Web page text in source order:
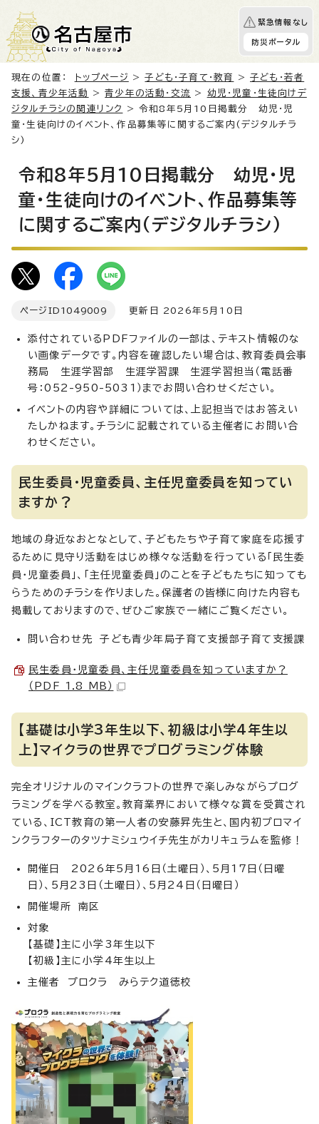
緊急情報なし
防災ポータル
現在の位置： トップページ >子ども・子育て・教育 >子ども・若者
支援、青少年活動
>青少年の活動・交流 > 幼児・児童・生徒向けデ
ジタルチラシの関連リンク
> 令和8年5月10日掲載分 幼児・児
童・生徒向けのイベント、作品募集等に関するご案内(デジタルチラ
シ)
令和8年5月10日掲載分 幼児・児
童・生徒向けのイベント、作品募集等
に関するご案内(デジタルチラシ)
ページID 1049009 更新日 2026年5月10日
添付されているPDFファイルの一部は、テキスト情報のな
い画像データです。内容を確認したい場合は、教育委員会事
務局 生涯学習部 生涯学習課 生涯学習担当（電話番
号：052-950-5031）までお問い合わせください。
イベントの内容や詳細については、上記担当ではお答えい
たしかねます。チラシに記載されている主催者にお問い合
わせください。
民生委員・児童委員、主任児童委員を知ってい
ますか？
地域の身近なおとなとして、子どもたちや子育て家庭を応援す
るために見守り活動をはじめ様々な活動を行っている「民生委
員・児童委員」、「主任児童委員」のことを子どもたちに知っても
らうためのチラシを作りました。保護者の皆様に向けた内容も
掲載しておりますので、ぜひご家族で一緒にご覧ください。
問い合わせ先 子ども青少年局子育て支援部子育て支援課
民生委員・児童委員、主任児童委員を知っていますか？
（PDF 1.8 MB）
【基礎は小学3年生以下、初級は小学4年生以
上】マイクラの世界でプログラミング体験
完全オリジナルのマインクラフトの世界で楽しみながらプログ
ラミングを学べる教室。教育業界において様々な賞を受賞され
ている、ICT教育の第一人者の安藤昇先生と、国内初プロマイ
ンクラフターのタツナミシュウイチ先生がカリキュラムを監修！
開催日 2026年5月16日（土曜日）、5月17日（日曜
日）、5月23日（土曜日）、5月24日（日曜日）
開催場所 南区
対象
【基礎】主に小学3年生以下
【初級】主に小学4年生以上
主催者 プロクラ みらテク道徳校